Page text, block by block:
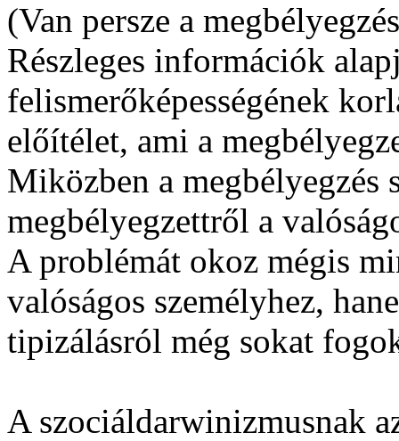
(Van persze a
Részleges információk
felismerőképességének
előítélet, ami a
Miközben a megbélyegzés
megbélyegzettről a
A problémát okoz mégis
valóságos személyhez,
tipizálásról még sokat
A szociáldarwinizmusnak